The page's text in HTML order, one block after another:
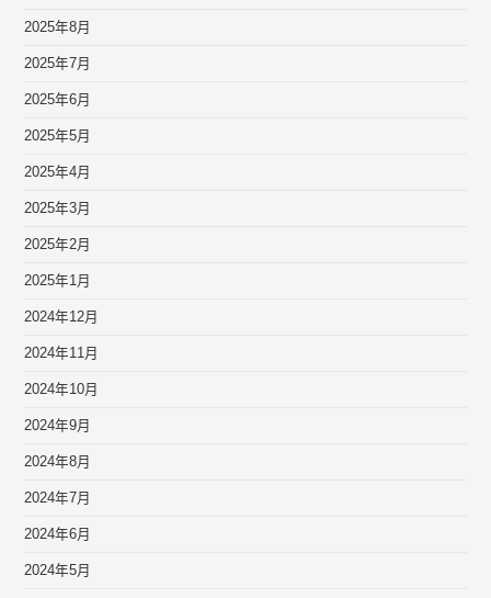
2025年8月
2025年7月
2025年6月
2025年5月
2025年4月
2025年3月
2025年2月
2025年1月
2024年12月
2024年11月
2024年10月
2024年9月
2024年8月
2024年7月
2024年6月
2024年5月